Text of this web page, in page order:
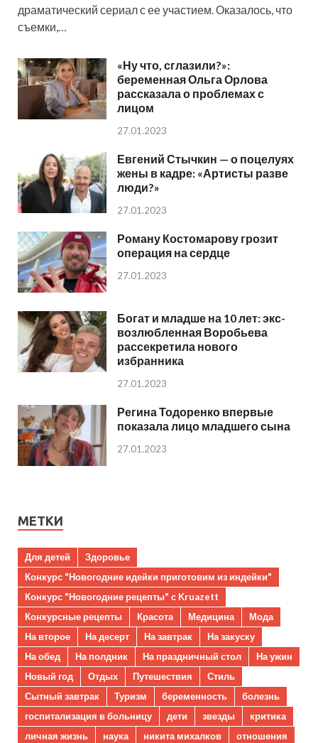
драматический сериал с ее участием. Оказалось, что
съемки,…
«Ну что, сглазили?»:
беременная Ольга Орлова
рассказала о проблемах с
лицом
27.01.2023
Евгений Стычкин — о поцелуях
жены в кадре: «Артисты разве
люди?»
27.01.2023
Роману Костомарову грозит
операция на сердце
27.01.2023
Богат и младше на 10 лет: экс-
возлюбленная Воробьева
рассекретила нового
избранника
27.01.2023
Регина Тодоренко впервые
показала лицо младшего сына
27.01.2023
МЕТКИ
Для детей
Здоровье
Конкурс "Новогодние идейки приготовим из индейки"
Конкурс "Новогодние рецепты" с Kruazett
Конкурсные рецепты
Красота Медицина
Мода
На второе
На десерт На завтрак
На закуску
На обед
На полдник На праздничный стол
На ужин
Новый год
Отдых Путешествия
Стиль
Сытный завтрак
Туризм беременность
болезнь
госпитализация в больницу
дети звезды
критика
личная жизнь
наука никита михалков
отношения